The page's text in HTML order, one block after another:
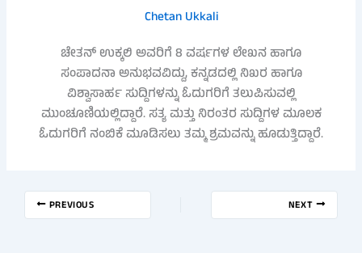
Chetan Ukkali
ಚೇತನ್ ಉಕ್ಕಲಿ ಅವರಿಗೆ 8 ವರ್ಷಗಳ ಲೇಖನ ಹಾಗೂ
ಸಂಪಾದನಾ ಅನುಭವವಿದ್ದು, ಕನ್ನಡದಲ್ಲಿ ನಿಖರ ಹಾಗೂ
ವಿಶ್ವಾಸಾರ್ಹ ಸುದ್ದಿಗಳನ್ನು ಓದುಗರಿಗೆ ತಲುಪಿಸುವಲ್ಲಿ
ಮುಂಚೂಣಿಯಲ್ಲಿದ್ದಾರೆ. ಸತ್ಯ ಮತ್ತು ನಿರಂತರ ಸುದ್ದಿಗಳ ಮೂಲಕ
ಓದುಗರಿಗೆ ನಂಬಿಕೆ ಮೂಡಿಸಲು ತಮ್ಮ ಶ್ರಮವನ್ನು ಹೂಡುತ್ತಿದ್ದಾರೆ.
PREVIOUS NEXT